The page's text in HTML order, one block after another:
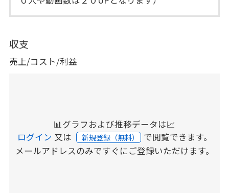
収支
売上/コスト/利益
📊グラフおよび推移データは📈
ログイン 又は 新規登録（無料） で閲覧できます。
メールアドレスのみですぐにご登録いただけます。